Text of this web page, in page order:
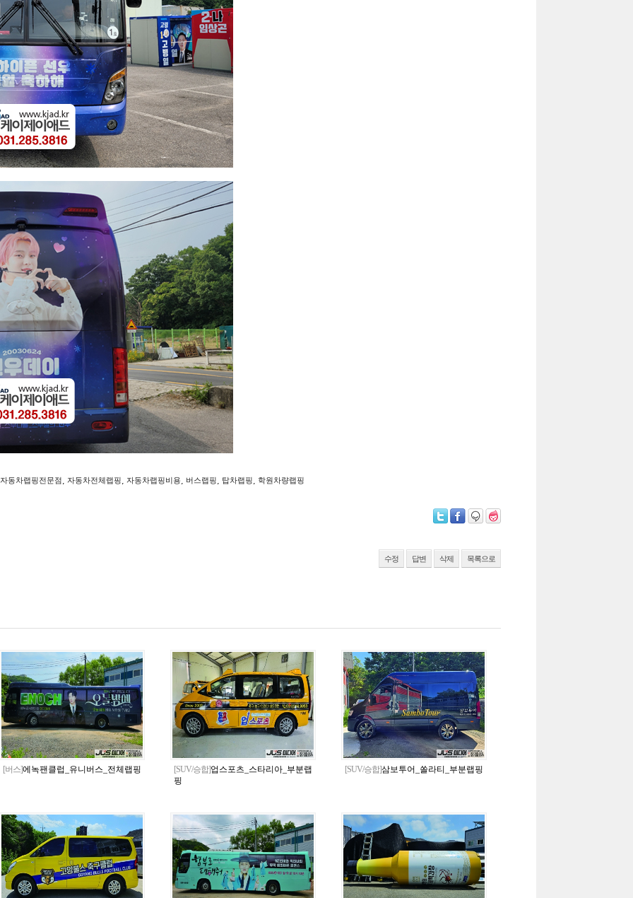
자동차랩핑전문점 자동차전체랩핑 자동차랩핑비용 버스랩핑 탑차랩핑 학원차량랩핑
수정 답변 삭제 목록으로
[버스]에녹팬클럽_유니버스_전체랩핑 [SUV/승합]업스포츠_스타리아_부분랩
핑
[SUV/승합]삼보투어_쏠라티_부분랩핑